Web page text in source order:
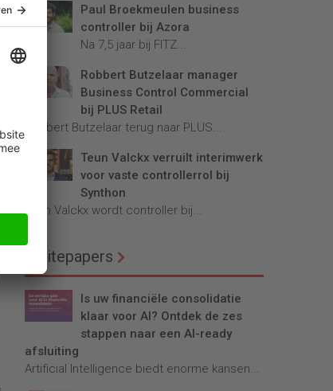
Paul Broekmeulen business
controller bij Azora
Na 7,5 jaar bij FITZ...
Robbert Butzelaar manager
Business Control Commercial
bij PLUS Retail
Robbert Butzelaar terug naar PLUS...
Teun Valckx verruilt interimwerk
voor vaste controllerrol bij
Synthon
Teun Valckx wordt controller bij...
Whitepapers
Is uw financiële consolidatie
klaar voor AI? Ontdek de zes
stappen naar een AI-ready
afsluiting
Artificial Intelligence biedt enorme kansen...